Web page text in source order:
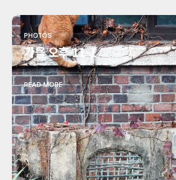
PHOTOS
가을 오후 11-1
READ MORE